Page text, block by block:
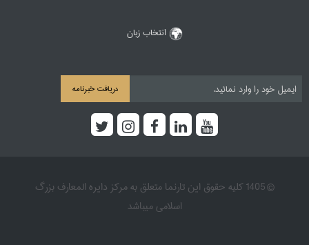
انتخاب زبان
دریافت خبرنامه
© 1405 کلیه حقوق این تارنما متعلق به مرکز دایره المعارف بزرگ
اسلامی میباشد